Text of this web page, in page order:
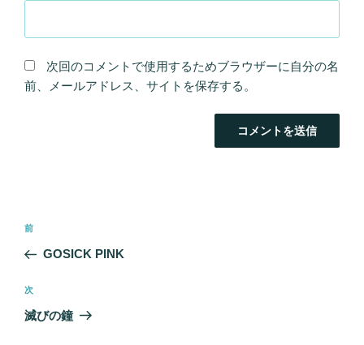
次回のコメントで使用するためブラウザーに自分の名
前、メールアドレス、サイトを保存する。
ナ
ビ
ー
前
の
稿
前
GOSICK PINK
次
の
次
滅びの鐘